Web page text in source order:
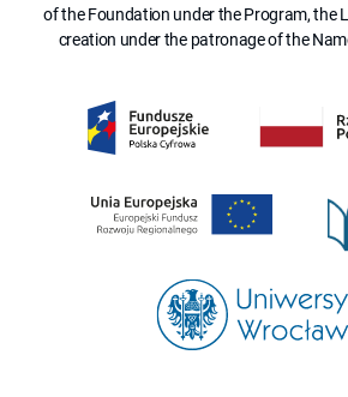
of the Foundation under the Program, the
creation under the patronage of the